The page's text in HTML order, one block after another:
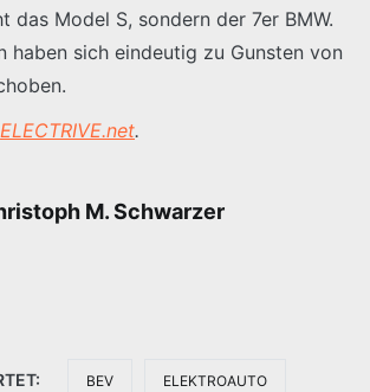
das Model S, sondern der 7er BMW.
haben sich eindeutig zu Gunsten von
ELECTRIVE.net.
M. Schwarzer
BEV ELEKTROAUTO